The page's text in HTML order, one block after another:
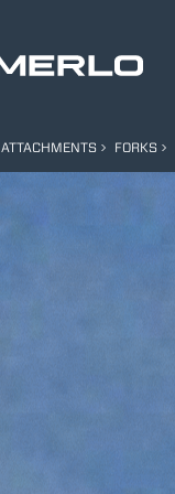
ATTACHMENTS FORKS